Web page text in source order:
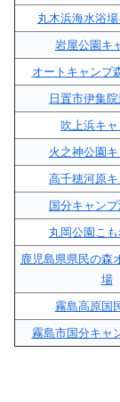
丸木浜海水浴
岩屋公園キ
オートキャンプ
日置市伊集
吹上浜キ
火之神公園
高千穂河原
国分キャン
丸岡公園こ
鹿児島県県民の森
場
霧島高原国
霧島市国分キャ